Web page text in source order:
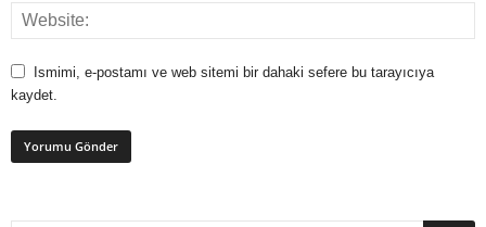
Ismimi, e-postamı ve web sitemi bir dahaki sefere bu tarayıcıya
kaydet.